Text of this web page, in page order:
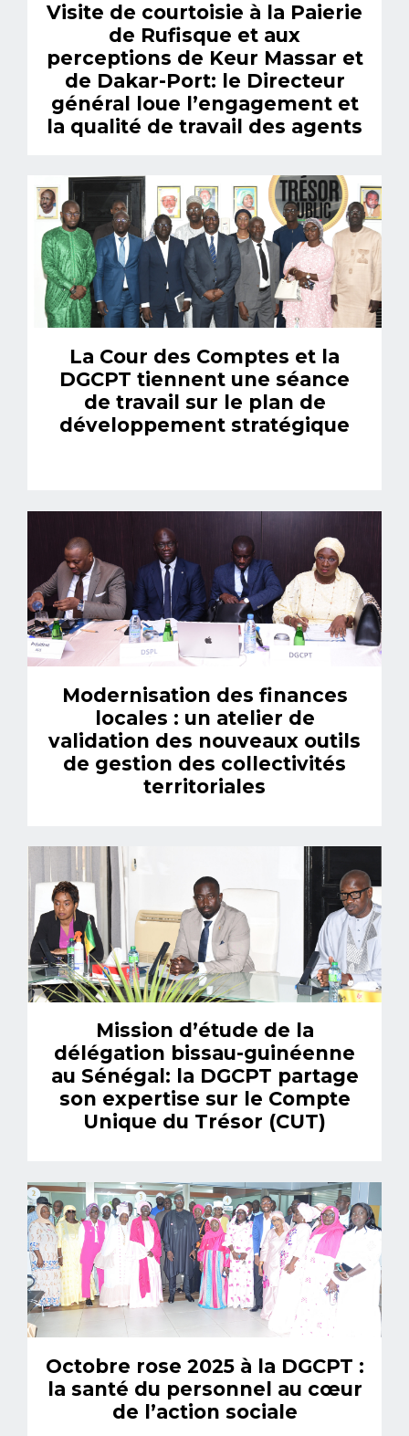
Visite de courtoisie à la Paierie
de Rufisque et aux
perceptions de Keur Massar et
de Dakar-Port: le Directeur
général loue l’engagement et
la qualité de travail des agents
La Cour des Comptes et la
DGCPT tiennent une séance
de travail sur le plan de
développement stratégique
Modernisation des finances
locales : un atelier de
validation des nouveaux outils
de gestion des collectivités
territoriales
Mission d’étude de la
délégation bissau-guinéenne
au Sénégal: la DGCPT partage
son expertise sur le Compte
Unique du Trésor (CUT)
Octobre rose 2025 à la DGCPT :
la santé du personnel au cœur
de l’action sociale